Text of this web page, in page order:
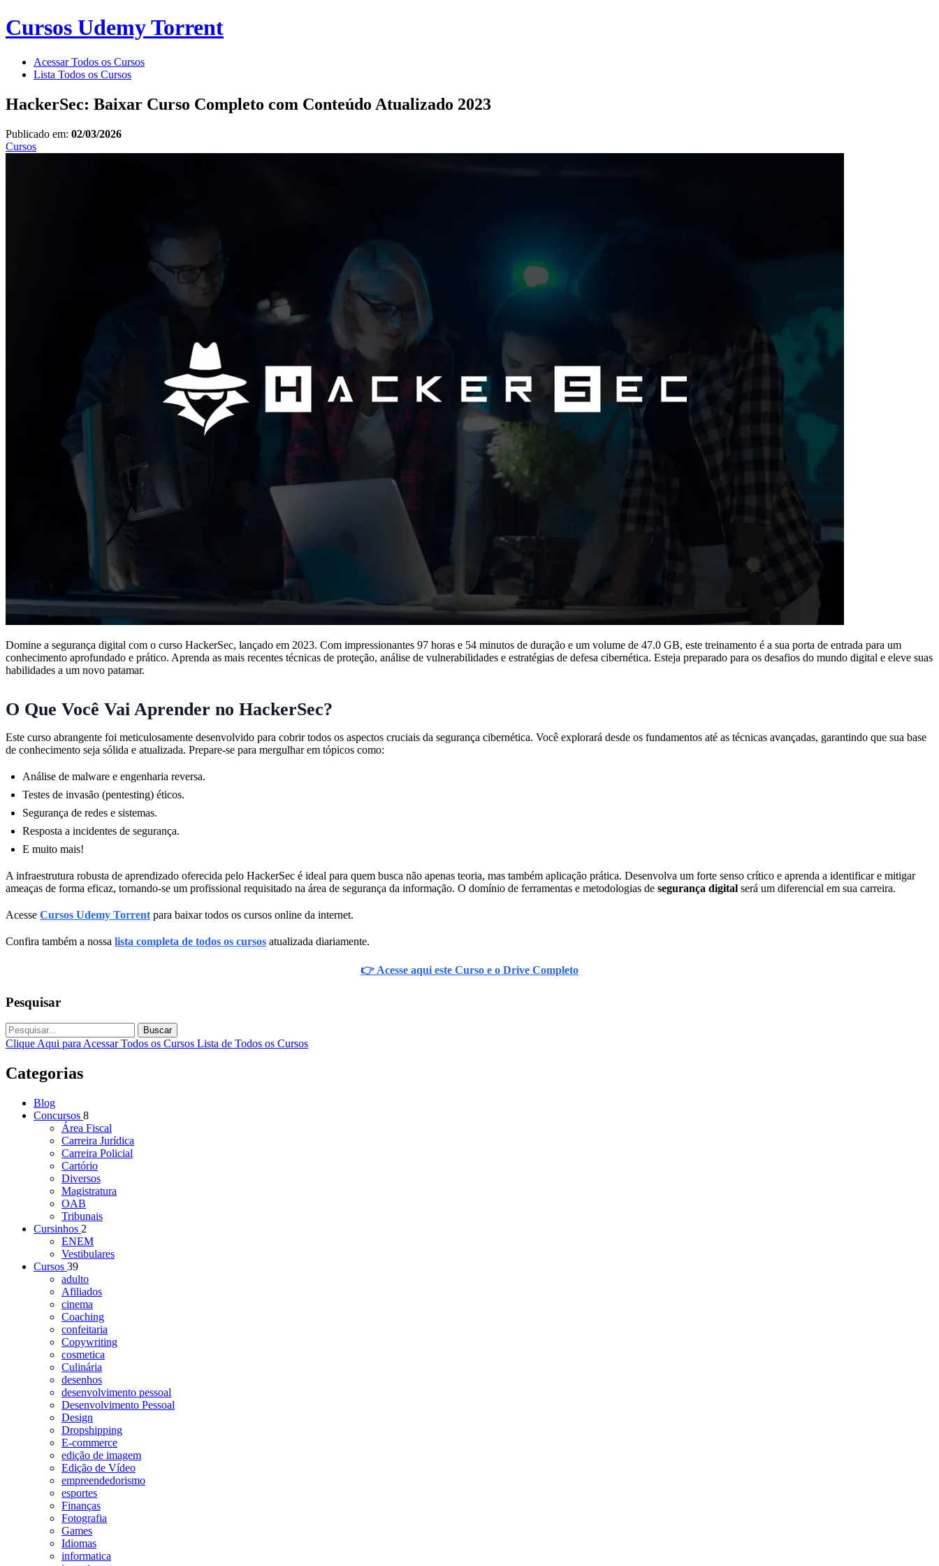
Cursos Udemy Torrent
Acessar Todos os Cursos
Lista Todos os Cursos
HackerSec: Baixar Curso Completo com Conteúdo Atualizado 2023
Publicado em: 02/03/2026
Cursos
Domine a segurança digital com o curso HackerSec, lançado em 2023. Com impressionantes 97 horas e 54 minutos de duração e um volume de 47.0 GB, este treinamento é a sua porta de entrada para um
conhecimento aprofundado e prático. Aprenda as mais recentes técnicas de proteção, análise de vulnerabilidades e estratégias de defesa cibernética. Esteja preparado para os desafios do mundo digital e eleve suas
habilidades a um novo patamar.
O Que Você Vai Aprender no HackerSec?
Este curso abrangente foi meticulosamente desenvolvido para cobrir todos os aspectos cruciais da segurança cibernética. Você explorará desde os fundamentos até as técnicas avançadas, garantindo que sua base
de conhecimento seja sólida e atualizada. Prepare-se para mergulhar em tópicos como:
Análise de malware e engenharia reversa.
Testes de invasão (pentesting) éticos.
Segurança de redes e sistemas.
Resposta a incidentes de segurança.
E muito mais!
A infraestrutura robusta de aprendizado oferecida pelo HackerSec é ideal para quem busca não apenas teoria, mas também aplicação prática. Desenvolva um forte senso crítico e aprenda a identificar e mitigar
ameaças de forma eficaz, tornando-se um profissional requisitado na área de segurança da informação. O domínio de ferramentas e metodologias de segurança digital será um diferencial em sua carreira.
Acesse Cursos Udemy Torrent para baixar todos os cursos online da internet.
Confira também a nossa lista completa de todos os cursos atualizada diariamente.
👉 Acesse aqui este Curso e o Drive Completo
Pesquisar
Buscar
Clique Aqui para Acessar Todos os Cursos Lista de Todos os Cursos
Categorias
Blog
Concursos 8
Área Fiscal
Carreira Jurídica
Carreira Policial
Cartório
Diversos
Magistratura
OAB
Tribunais
Cursinhos 2
ENEM
Vestibulares
Cursos 39
adulto
Afiliados
cinema
Coaching
confeitaria
Copywriting
cosmetica
Culinária
desenhos
desenvolvimento pessoal
Desenvolvimento Pessoal
Design
Dropshipping
E-commerce
edição de imagem
Edição de Vídeo
empreendedorismo
esportes
Finanças
Fotografia
Games
Idiomas
informatica